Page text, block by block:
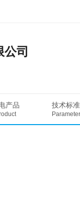
司
产品 技术标准
Parameter